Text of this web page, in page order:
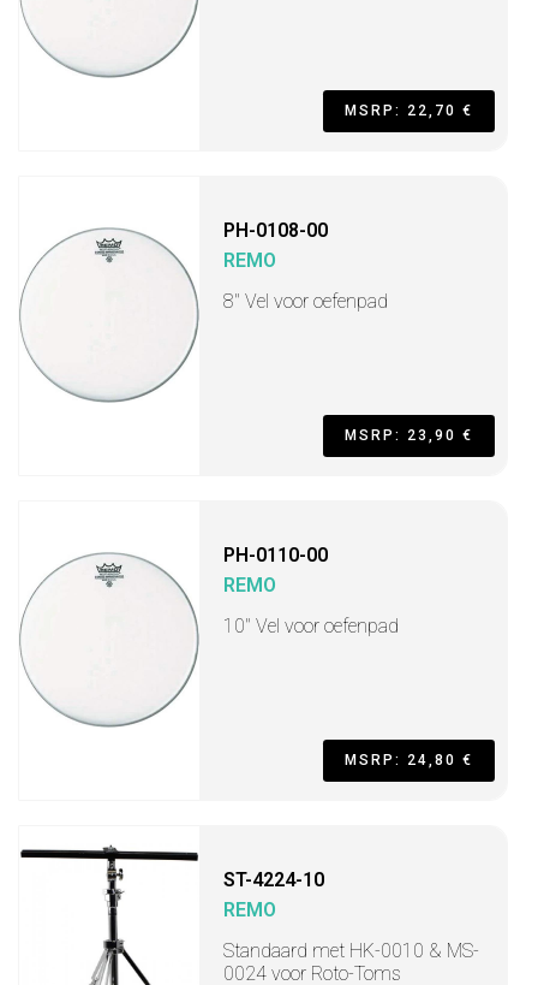
MSRP: 22,70 €
PH-0108-00
REMO
8" Vel voor oefenpad
MSRP: 23,90 €
PH-0110-00
REMO
10" Vel voor oefenpad
MSRP: 24,80 €
ST-4224-10
REMO
Standaard met HK-0010 & MS-
0024 voor Roto-Toms